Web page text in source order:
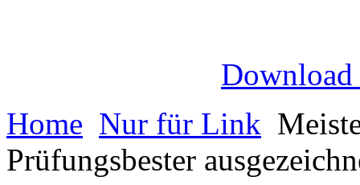
Download
Home Nur für Link
Prüfungsbester